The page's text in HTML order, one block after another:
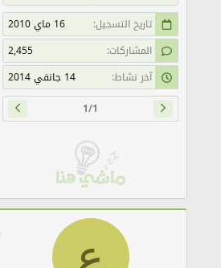
تاريخ التسجيل
16 ماي 2010
المشاركات
2,455
آخر نشاط
14 جانفي 2014
1/1
ع